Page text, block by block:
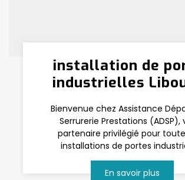
installation de
industrielles
Bienvenue chez Assistance
Serrurerie Prestations (ADSP),
partenaire privilégié pour
installations de portes
En savoir plus